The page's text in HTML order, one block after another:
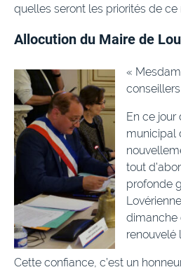
quelles seront les priorités de
Allocution du Maire de
«
En ce jour
municipal
tout
profonde
dimanche
renouvelé
Cette confiance, c’est un